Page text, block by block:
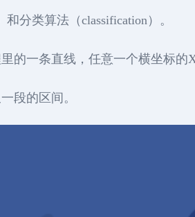
分类算法（classification）。
的一条直线，任意一个横坐标的
段的区间。